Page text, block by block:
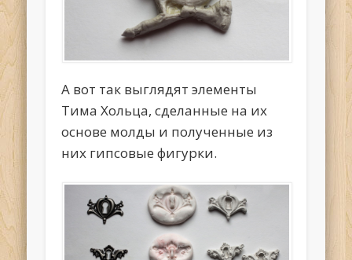
А вот так выглядят элементы
Тима Хольца, сделанные на их
основе молды и полученные из
них гипсовые фигурки.